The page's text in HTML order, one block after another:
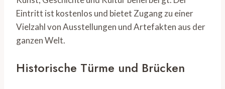
Eintritt ist kostenlos und bietet Zugang zu einer
Vielzahl von Ausstellungen und Artefakten aus der
ganzen Welt.
Historische Türme und Brücken